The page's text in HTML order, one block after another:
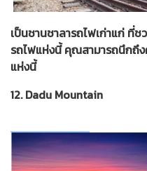
เป็นชานชาลารถไฟเก่าแก่ ที่ช
รถไฟแห่งนี้ คุณสามารถนึกถึ
แห่งนี้
12. Dadu Mountain